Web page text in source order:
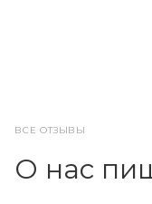
ВСЕ ОТЗЫВЫ
О нас